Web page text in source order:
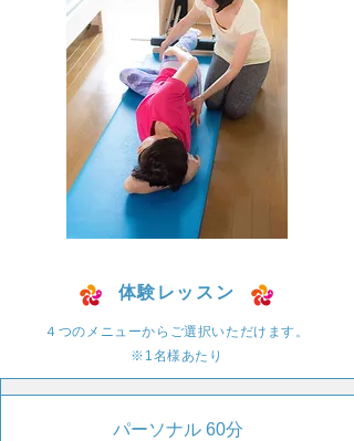
体験レッスン
４つのメニューからご選択いただけます。
​※1名様あたり
パーソナル 60分